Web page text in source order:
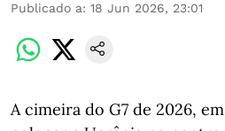
Publicado a: 18 Jun 2026, 23:01
A cimeira do G7 de 2026,